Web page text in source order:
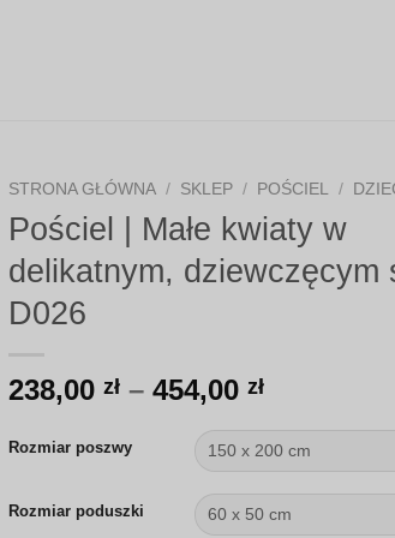
STRONA GŁÓWNA / SKLEP / POŚCIEL /
Pościel | Małe kwiaty w
delikatnym, dziewczęcym
D026
238,00 zł – 454,00 złZakres
od
238,00 zł
do
Rozmiar poszwy
Rozmiar poduszki